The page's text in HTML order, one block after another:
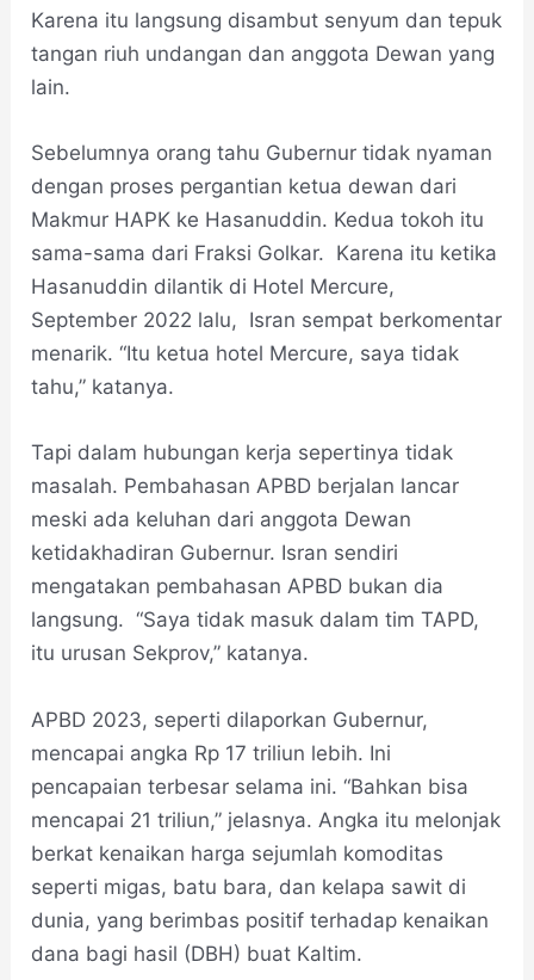
Karena itu langsung disambut senyum dan tepuk
tangan riuh undangan dan anggota Dewan yang
lain.
Sebelumnya orang tahu Gubernur tidak nyaman
dengan proses pergantian ketua dewan dari
Makmur HAPK ke Hasanuddin. Kedua tokoh itu
sama-sama dari Fraksi Golkar. Karena itu ketika
Hasanuddin dilantik di Hotel Mercure,
September 2022 lalu, Isran sempat berkomentar
menarik. “Itu ketua hotel Mercure, saya tidak
tahu,” katanya.
Tapi dalam hubungan kerja sepertinya tidak
masalah. Pembahasan APBD berjalan lancar
meski ada keluhan dari anggota Dewan
ketidakhadiran Gubernur. Isran sendiri
mengatakan pembahasan APBD bukan dia
langsung. “Saya tidak masuk dalam tim TAPD,
itu urusan Sekprov,” katanya.
APBD 2023, seperti dilaporkan Gubernur,
mencapai angka Rp 17 triliun lebih. Ini
pencapaian terbesar selama ini. “Bahkan bisa
mencapai 21 triliun,” jelasnya. Angka itu melonjak
berkat kenaikan harga sejumlah komoditas
seperti migas, batu bara, dan kelapa sawit di
dunia, yang berimbas positif terhadap kenaikan
dana bagi hasil (DBH) buat Kaltim.